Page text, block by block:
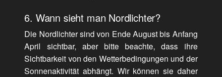
6. Wann sieht man Nordlichter?
Die Nordlichter sind von Ende August bis Anfang
April sichtbar, aber bitte beachte, dass ihre
Sichtbarkeit von den Wetterbedingungen und der
Sonnenaktivität abhängt. Wir können sie daher